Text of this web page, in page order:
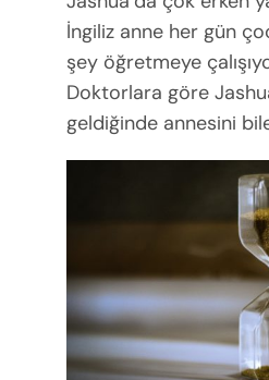
İngiliz anne her gün
şey öğretmeye
Doktorlara göre
geldiğinde annesini